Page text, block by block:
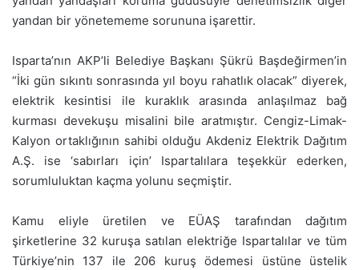
yandan bir yönetememe sorununa işarettir.
Isparta’nın AKP’li Belediye Başkanı Şükrü Başdeğirmen’in
“İki gün sıkıntı sonrasında yıl boyu rahatlık olacak” diyerek,
elektrik kesintisi ile kuraklık arasında anlaşılmaz bağ
kurması devekuşu misalini bile aratmıştır. Cengiz-Limak-
Kalyon ortaklığının sahibi olduğu Akdeniz Elektrik Dağıtım
A.Ş. ise ‘sabırları için’ Ispartalılara teşekkür ederken,
sorumluluktan kaçma yolunu seçmiştir.
Kamu eliyle üretilen ve EÜAŞ tarafından dağıtım
şirketlerine 32 kuruşa satılan elektriğe Ispartalılar ve tüm
Türkiye’nin 137 ile 206 kuruş ödemesi üstüne üstelik